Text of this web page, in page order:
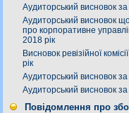
Аудиторський висновок за
Аудиторський висновок
про корпоративне
2018 рік
Висновок ревізійної
рік
Аудиторський висновок за
Аудиторський висновок за
Повідомлення про